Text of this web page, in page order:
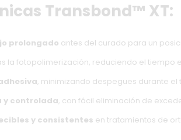
Transbond™ XT:
prolongado antes del curado para un
la fotopolimerización, reduciendo el tiempo
, minimizando despegues durante el
y controlada, con fácil eliminación de
y consistentes en tratamientos de